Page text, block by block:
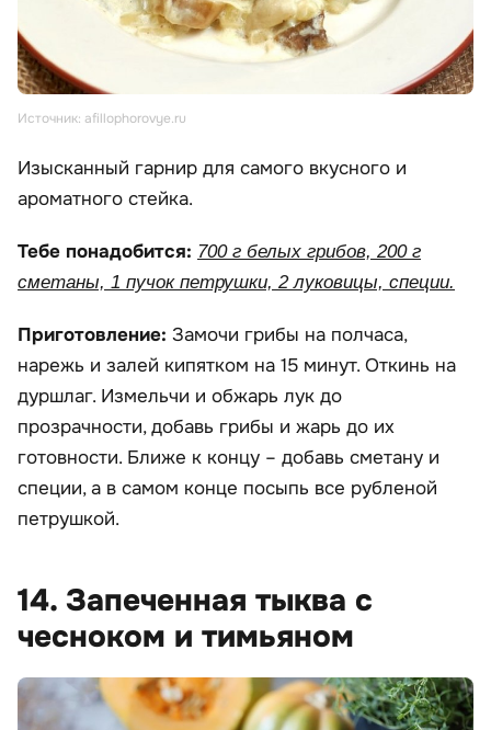
Источник: afillophorovye.ru
Изысканный гарнир для самого вкусного и
ароматного стейка.
Тебе понадобится: 700 г белых грибов, 200 г
сметаны, 1 пучок петрушки, 2 луковицы, специи.
Приготовление: Замочи грибы на полчаса,
нарежь и залей кипятком на 15 минут. Откинь на
дуршлаг. Измельчи и обжарь лук до
прозрачности, добавь грибы и жарь до их
готовности. Ближе к концу – добавь сметану и
специи, а в самом конце посыпь все рубленой
петрушкой.
14. Запеченная тыква с
чесноком и тимьяном